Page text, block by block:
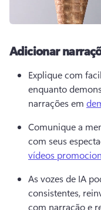
Adicionar
Explique com
enquanto
narrações em
Comunique a
com seus
vídeos
As vozes de IA
consistentes,
com narração e